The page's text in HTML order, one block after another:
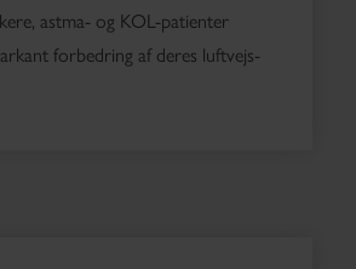
astma- og KOL-patienter
forbedring af deres luftvejs-